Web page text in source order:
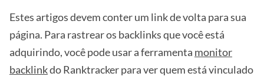
Estes artigos devem conter um link de volta para sua
página. Para rastrear os backlinks que você está
adquirindo, você pode usar a ferramenta monitor
backlinkdo Ranktracker para ver quem está vinculado